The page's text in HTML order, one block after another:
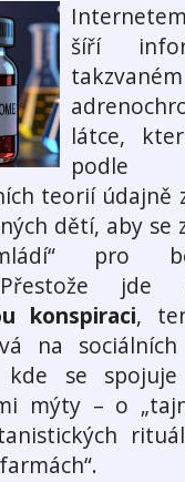
šíří
takzvaném
látce,
podle
teorií údajně
dětí, aby se
pro
Přestože
konspiraci,
na
kde se
mýty – o